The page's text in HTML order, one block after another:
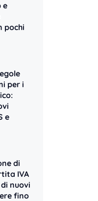
e
pochi
per i
e
di
IVA
nuovi
fino